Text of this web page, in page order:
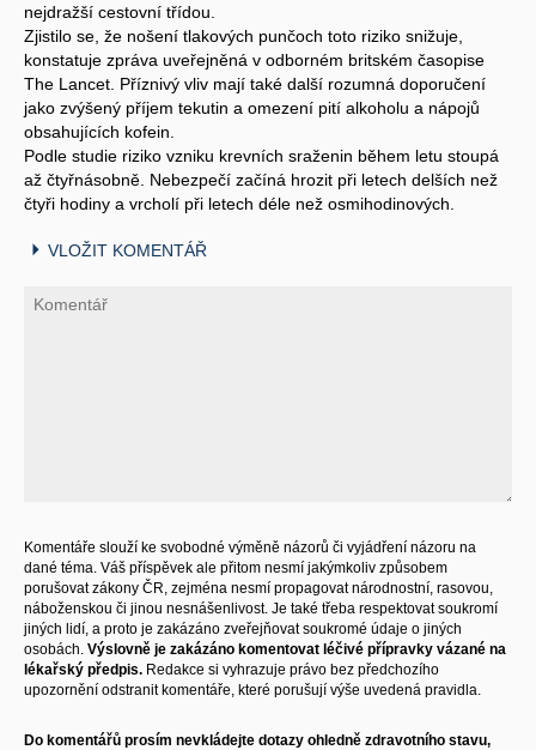
nejdražší cestovní třídou.
Zjistilo se, že nošení tlakových punčoch toto riziko snižuje,
konstatuje zpráva uveřejněná v odborném britském časopise
The Lancet. Příznivý vliv mají také další rozumná doporučení
jako zvýšený příjem tekutin a omezení pití alkoholu a nápojů
obsahujících kofein.
Podle studie riziko vzniku krevních sraženin během letu stoupá
až čtyřnásobně. Nebezpečí začíná hrozit při letech delších než
čtyři hodiny a vrcholí při letech déle než osmihodinových.
VLOŽIT KOMENTÁŘ
Komentáře slouží ke svobodné výměně názorů či vyjádření názoru na
dané téma. Váš příspěvek ale přitom nesmí jakýmkoliv způsobem
porušovat zákony ČR, zejména nesmí propagovat národnostní, rasovou,
náboženskou či jinou nesnášenlivost. Je také třeba respektovat soukromí
jiných lidí, a proto je zakázáno zveřejňovat soukromé údaje o jiných
osobách. Výslovně je zakázáno komentovat léčivé přípravky vázané na
lékařský předpis. Redakce si vyhrazuje právo bez předchozího
upozornění odstranit komentáře, které porušují výše uvedená pravidla.
Do komentářů prosím nevkládejte dotazy ohledně zdravotního stavu,